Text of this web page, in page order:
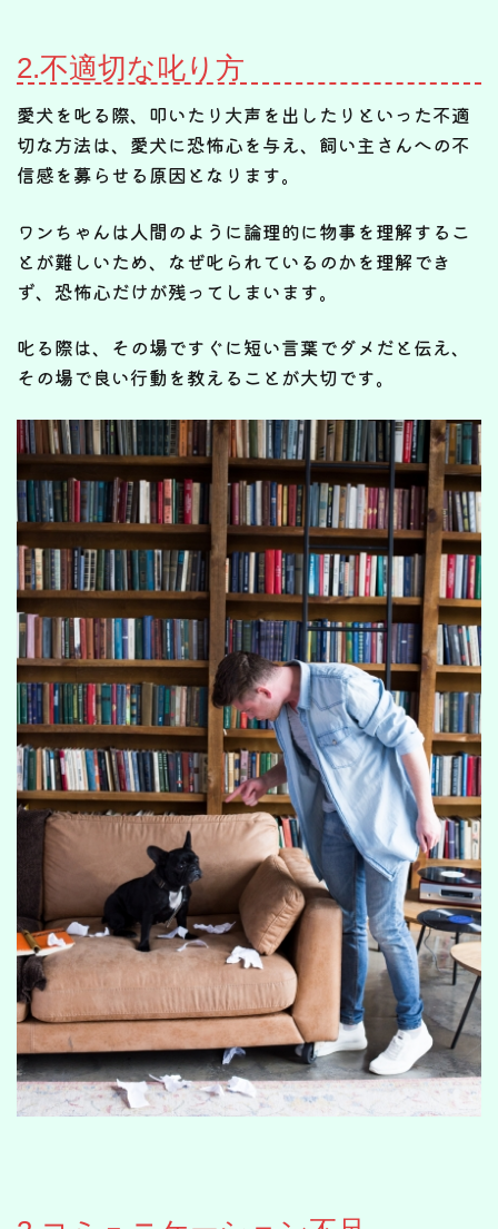
2.不適切な叱り方
愛犬を叱る際、叩いたり大声を出したりといった不適
切な方法は、愛犬に恐怖心を与え、飼い主さんへの不
信感を募らせる原因となります。
ワンちゃんは人間のように論理的に物事を理解するこ
とが難しいため、なぜ叱られているのかを理解でき
ず、恐怖心だけが残ってしまいます。
叱る際は、その場ですぐに短い言葉でダメだと伝え、
その場で良い行動を教えることが大切です。